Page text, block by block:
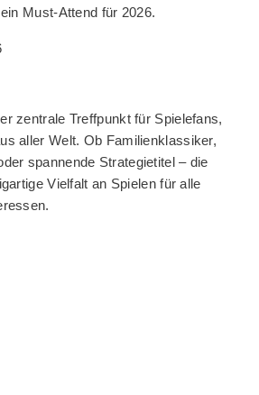
Must-Attend für 2026.
zentrale Treffpunkt für Spielefans,
aller Welt. Ob Familienklassiker,
spannende Strategietitel – die
Vielfalt an Spielen für alle